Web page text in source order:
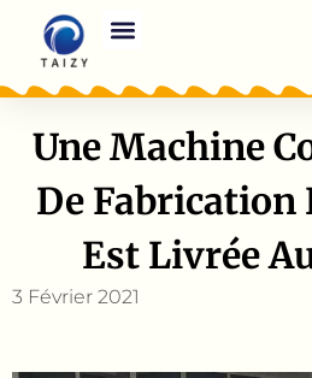
Une Machine
De Fabrication
Est Livrée
3 Février 2021